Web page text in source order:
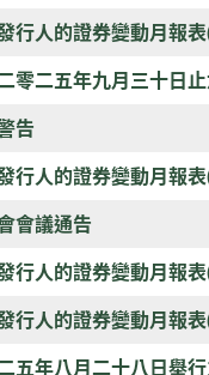
行人的證券變動月報
零二五年九月三十日
告
行人的證券變動月報
會議通告
行人的證券變動月報
行人的證券變動月報
五年八月二十八日舉